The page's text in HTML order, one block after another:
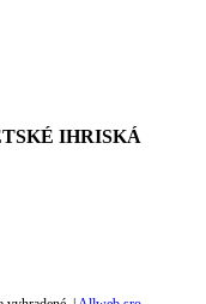
IHRISKÁ